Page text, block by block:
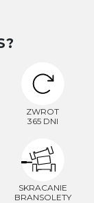
ZWROT
365 DNI
SKRACANIE
BRANSOLETY